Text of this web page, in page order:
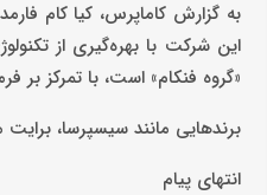
این شرکت با بهره‌گیری از
«گروه فنکام» است، با تمرکز بر
برندهایی مانند سیسپرسا،
انتهای پیام